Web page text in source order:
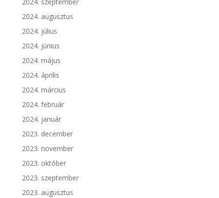
2024. augusztus
2024. július
2024. június
2024. május
2024. április
2024. március
2024. február
2024. január
2023. december
2023. november
2023. október
2023. szeptember
2023. augusztus